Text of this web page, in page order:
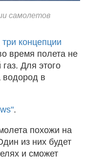
самолетов
концепции
время полета не
Для этого
водород в
.
похожи на
из них будет
и сможет